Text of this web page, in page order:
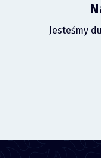
Jesteśmy